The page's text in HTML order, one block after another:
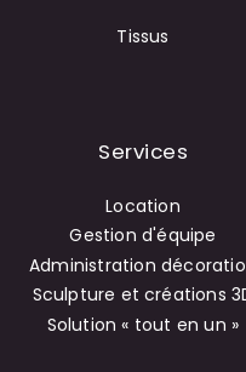
Tissus
Services
Location
Gestion d'équipe
Administration
Sculpture et créations
Solution « tout en un »